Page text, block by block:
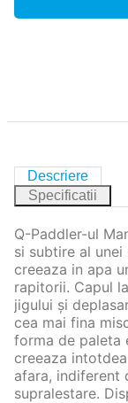
Descriere
Specificatii
Q-Paddler-ul
si subtire al
creeaza in apa
rapitorii. Capul
jigului și
cea mai fina
forma de paleta
creeaza
afara, indiferent
supralestare.